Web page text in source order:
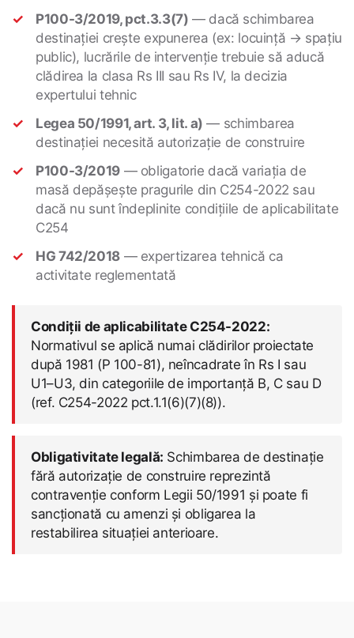
P100-3/2019, pct.3.3(7) — dacă schimbarea
destinației crește expunerea (ex: locuință → spațiu
public), lucrările de intervenție trebuie să aducă
clădirea la clasa Rs III sau Rs IV, la decizia
expertului tehnic
Legea 50/1991, art. 3, lit. a) — schimbarea
destinației necesită autorizație de construire
P100-3/2019— obligatorie dacă variația de
masă depășește pragurile din C254-2022 sau
dacă nu sunt îndeplinite condițiile de aplicabilitate
C254
HG 742/2018— expertizarea tehnică ca
activitate reglementată
Condiții de aplicabilitate C254-2022:
Normativul se aplică numai clădirilor proiectate
după 1981 (P 100-81), neîncadrate în Rs I sau
U1–U3, din categoriile de importanță B, C sau D
(ref. C254-2022 pct.1.1(6)(7)(8)).
Obligativitate legală: Schimbarea de destinație
fără autorizație de construire reprezintă
contravenție conform Legii 50/1991 și poate fi
sancționată cu amenzi și obligarea la
restabilirea situației anterioare.